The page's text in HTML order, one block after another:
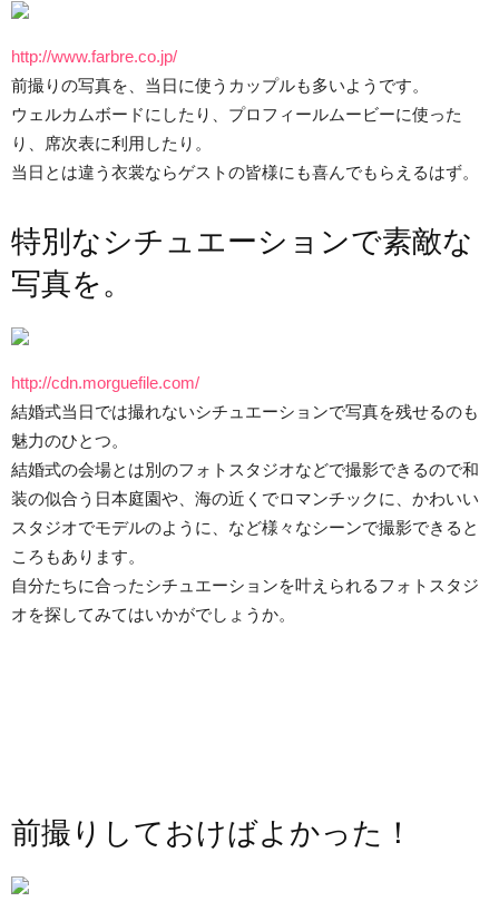
http://www.farbre.co.jp/
前撮りの写真を、当日に使うカップルも多いようです。
ウェルカムボードにしたり、プロフィールムービーに使った
り、席次表に利用したり。
当日とは違う衣裳ならゲストの皆様にも喜んでもらえるはず。
特別なシチュエーションで素敵な
写真を。
http://cdn.morguefile.com/
結婚式当日では撮れないシチュエーションで写真を残せるのも
魅力のひとつ。
結婚式の会場とは別のフォトスタジオなどで撮影できるので和
装の似合う日本庭園や、海の近くでロマンチックに、かわいい
スタジオでモデルのように、など様々なシーンで撮影できると
ころもあります。
自分たちに合ったシチュエーションを叶えられるフォトスタジ
オを探してみてはいかがでしょうか。
前撮りしておけばよかった！